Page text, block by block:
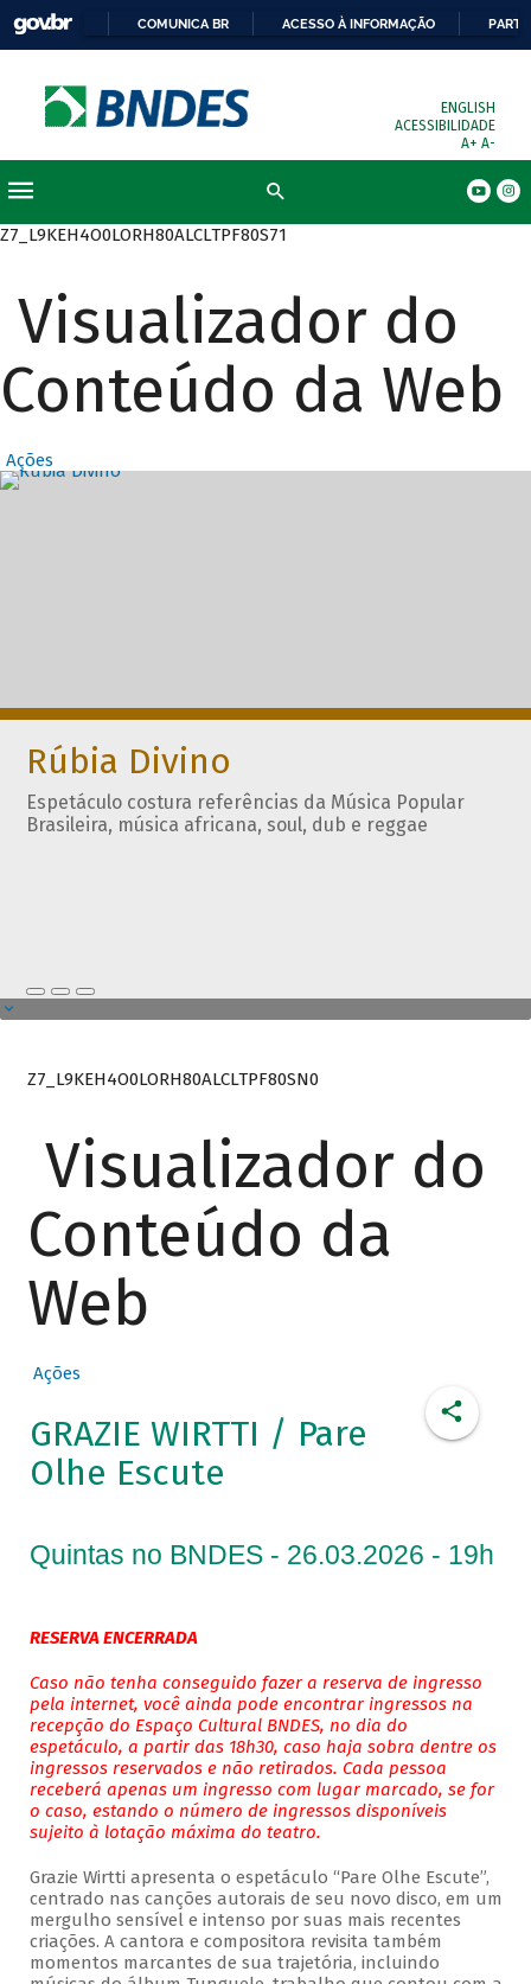
COMUNICA BR ACESSO À INFORMAÇÃO
ENGLISH
ACESSIBILIDADE
A+ A-
Z7_L9KEH4O0LORH80ALCLTPF80S71
Visualizador do
Conteúdo da Web
Ações
Destaques
Rúbia Divino
Espetáculo costura referências da Música Popular
Brasileira, música africana, soul, dub e reggae
Z7_L9KEH4O0LORH80ALCLTPF80SN0
Visualizador do
Conteúdo da
Web
Ações
GRAZIE WIRTTI / Pare
Olhe Escute
Quintas no BNDES - 26.03.2026 - 19h
RESERVA ENCERRADA
Caso não tenha conseguido fazer a reserva de ingresso
pela internet, você ainda pode encontrar ingressos na
recepção do Espaço Cultural BNDES, no dia do
espetáculo, a partir das 18h30, caso haja sobra dentre os
ingressos reservados e não retirados. Cada pessoa
receberá apenas um ingresso com lugar marcado, se for
o caso, estando o número de ingressos disponíveis
sujeito à lotação máxima do teatro.
Grazie Wirtti apresenta o espetáculo “Pare Olhe Escute”,
centrado nas canções autorais de seu novo disco, em um
mergulho sensível e intenso por suas mais recentes
criações. A cantora e compositora revisita também
momentos marcantes de sua trajetória, incluindo